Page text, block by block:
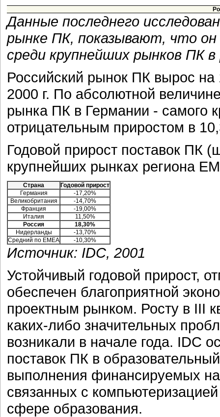
Данные последнего
рынке ПК, показывают, что
среди крупнейших рынков ПК в
Российский рынок ПК вырос
2000 г. По абсолютной
рынка ПК в Германии - самого
отрицательным приростом в
Годовой прирост поставок ПК
крупнейших рынках региона
Страна
Годовой прирост
Германия
-17,20%
Великобритания
-14,70%
Франция
-19,00%
Италия
11,50%
Россия
18,30%
Нидерланды
-13,70%
Средний по EMEA
-10,30%
Источник: IDC, 2001
Устойчивый годовой прирост,
обеспечен благоприятной
проектным рынком. Росту в III
каких-либо значительных
возникали в начале года. IDC
поставок ПК в
выполнения финансируемых
связанных с
сфере образования.